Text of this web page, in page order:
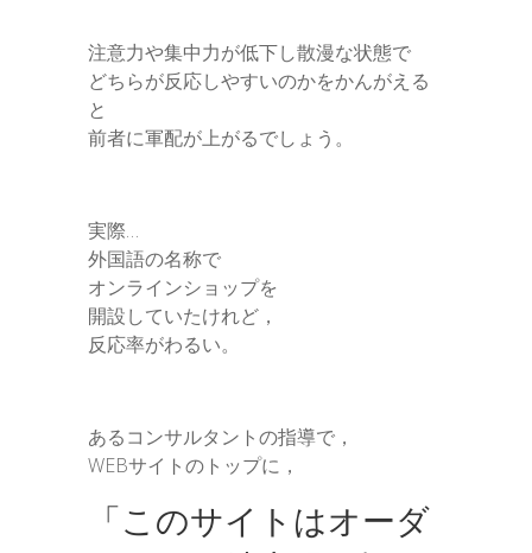
注意力や集中力が低下し散漫な状態で
どちらが反応しやすいのかをかんがえる
と
前者に軍配が上がるでしょう。
実際…
外国語の名称で
オンラインショップを
開設していたけれど，
反応率がわるい。
あるコンサルタントの指導で，
WEBサイトのトップに，
「このサイトはオーダ